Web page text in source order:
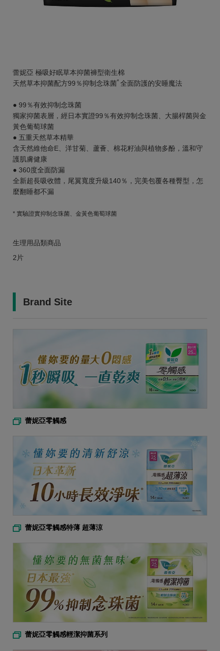
蕾妮亞 極吸好眠草本抑菌褲型衛生棉
天然草本抑菌配方99％抑制念珠菌* 全面防護的安睡魔法
● 99％有效抑制念珠菌
獨家抑菌表層，經日本實證99％有效抑制念珠菌、大腸桿菌與金
黃色葡萄球菌
● 五重天然草本精華
含天然維他命E、洋甘菊、蘆薈、棉花籽油與植物多酚，溫和守
護肌膚健康
● 360度全面防漏
全新超長吸收體，尾翼寬度升級140％，完美包覆各種臀型，怎
麼翻睡都不漏
* 實驗證實抑制念珠菌、金黃色葡萄球菌
生理用品類商品
2片
Brand Site
蕾妮亞零觸感
蕾妮亞零觸感特薄 超薄涼
蕾妮亞零觸感輕潔抑菌系列